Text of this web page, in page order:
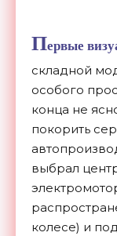
Первые
складной
особого
конца не
покорить
выбрал
колесе) и